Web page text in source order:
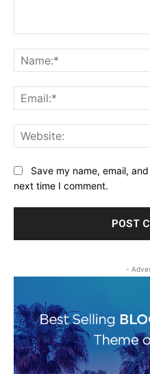
Save my name, email,
next time I comment.
-